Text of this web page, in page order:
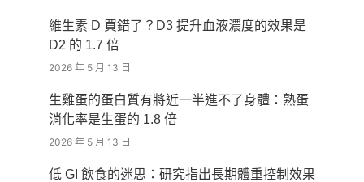
維生素 D 買錯了？D3 提升血液濃度的效果是
D2 的 1.7 倍
2026 年 5 月 13 日
生雞蛋的蛋白質有將近一半進不了身體：熟蛋
消化率是生蛋的 1.8 倍
2026 年 5 月 13 日
低 GI 飲食的迷思：研究指出長期體重控制效果